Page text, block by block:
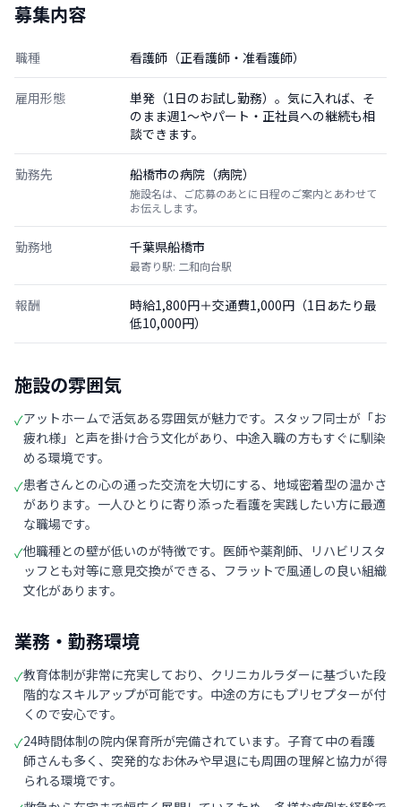
募集内容
職種 看護師（正看護師・准看護師）
雇用形態
単発（1日のお試し勤務）。気に入れば、そ
のまま週1〜やパート・正社員への継続も相
談できます。
勤務先 船橋市の病院（病院）
施設名は、ご応募のあとに日程のご案内とあわせて
お伝えします。
勤務地 千葉県船橋市
最寄り駅: 二和向台駅
報酬
時給1,800円＋交通費1,000円（1日あたり最
低10,000円）
施設の雰囲気
✓アットホームで活気ある雰囲気が魅力です。スタッフ同士が「お
疲れ様」と声を掛け合う文化があり、中途入職の方もすぐに馴染
める環境です。
✓患者さんとの心の通った交流を大切にする、地域密着型の温かさ
があります。一人ひとりに寄り添った看護を実践したい方に最適
な職場です。
✓他職種との壁が低いのが特徴です。医師や薬剤師、リハビリスタ
ッフとも対等に意見交換ができる、フラットで風通しの良い組織
文化があります。
業務・勤務環境
✓教育体制が非常に充実しており、クリニカルラダーに基づいた段
階的なスキルアップが可能です。中途の方にもプリセプターが付
くので安心です。
✓24時間体制の院内保育所が完備されています。子育て中の看護
師さんも多く、突発的なお休みや早退にも周囲の理解と協力が得
られる環境です。